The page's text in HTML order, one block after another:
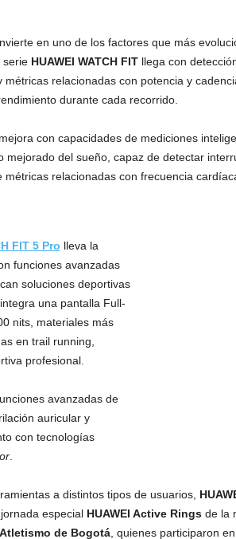
en uno de los factores que más
serie HUAWEI WATCH FITllega con
relacionadas con potencia y
durante cada recorrido.
con capacidades de mediciones
mejorado del sueño, capaz de detectar
relacionadas con frecuencia
FIT 5 Pro lleva la
funciones avanzadas
soluciones deportivas
una pantalla Full-
nits, materiales más
en trail running,
profesional.
avanzadas de
auricular y
con tecnologías
.
a distintos tipos de usuarios,
especial HUAWEI Active Ringsde la
de Bogotá, quienes participaron